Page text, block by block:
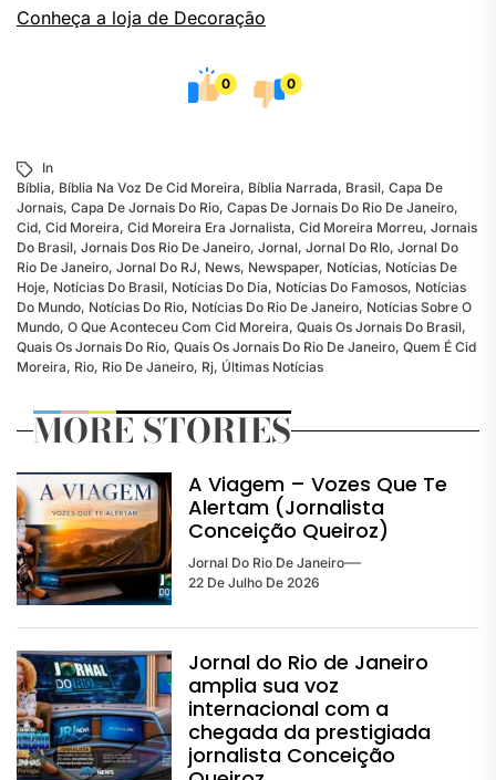
Conheça a loja de Decoração
0 0
In
Bíblia, Bíblia Na Voz De Cid Moreira, Bíblia Narrada, Brasil, Capa De
Jornais, Capa De Jornais Do Rio, Capas De Jornais Do Rio De Janeiro,
Cid, Cid Moreira, Cid Moreira Era Jornalista, Cid Moreira Morreu, Jornais
Do Brasil, Jornais Dos Rio De Janeiro, Jornal, Jornal Do RIo, Jornal Do
Rio De Janeiro, Jornal Do RJ, News, Newspaper, Notícias, Notícias De
Hoje, Notícias Do Brasil, Notícias Do Dia, Notícias Do Famosos, Notícias
Do Mundo, Notícias Do Rio, Notícias Do Rio De Janeiro, Notícias Sobre O
Mundo, O Que Aconteceu Com Cid Moreira, Quais Os Jornais Do Brasil,
Quais Os Jornais Do Rio, Quais Os Jornais Do Rio De Janeiro, Quem É Cid
Moreira, Rio, Rio De Janeiro, Rj, Últimas Notícias
MORE STORIES
A Viagem – Vozes Que Te
Alertam (Jornalista
Conceição Queiroz)
Jornal Do Rio De Janeiro
22 De Julho De 2026
Jornal do Rio de Janeiro
amplia sua voz
internacional com a
chegada da prestigiada
jornalista Conceição